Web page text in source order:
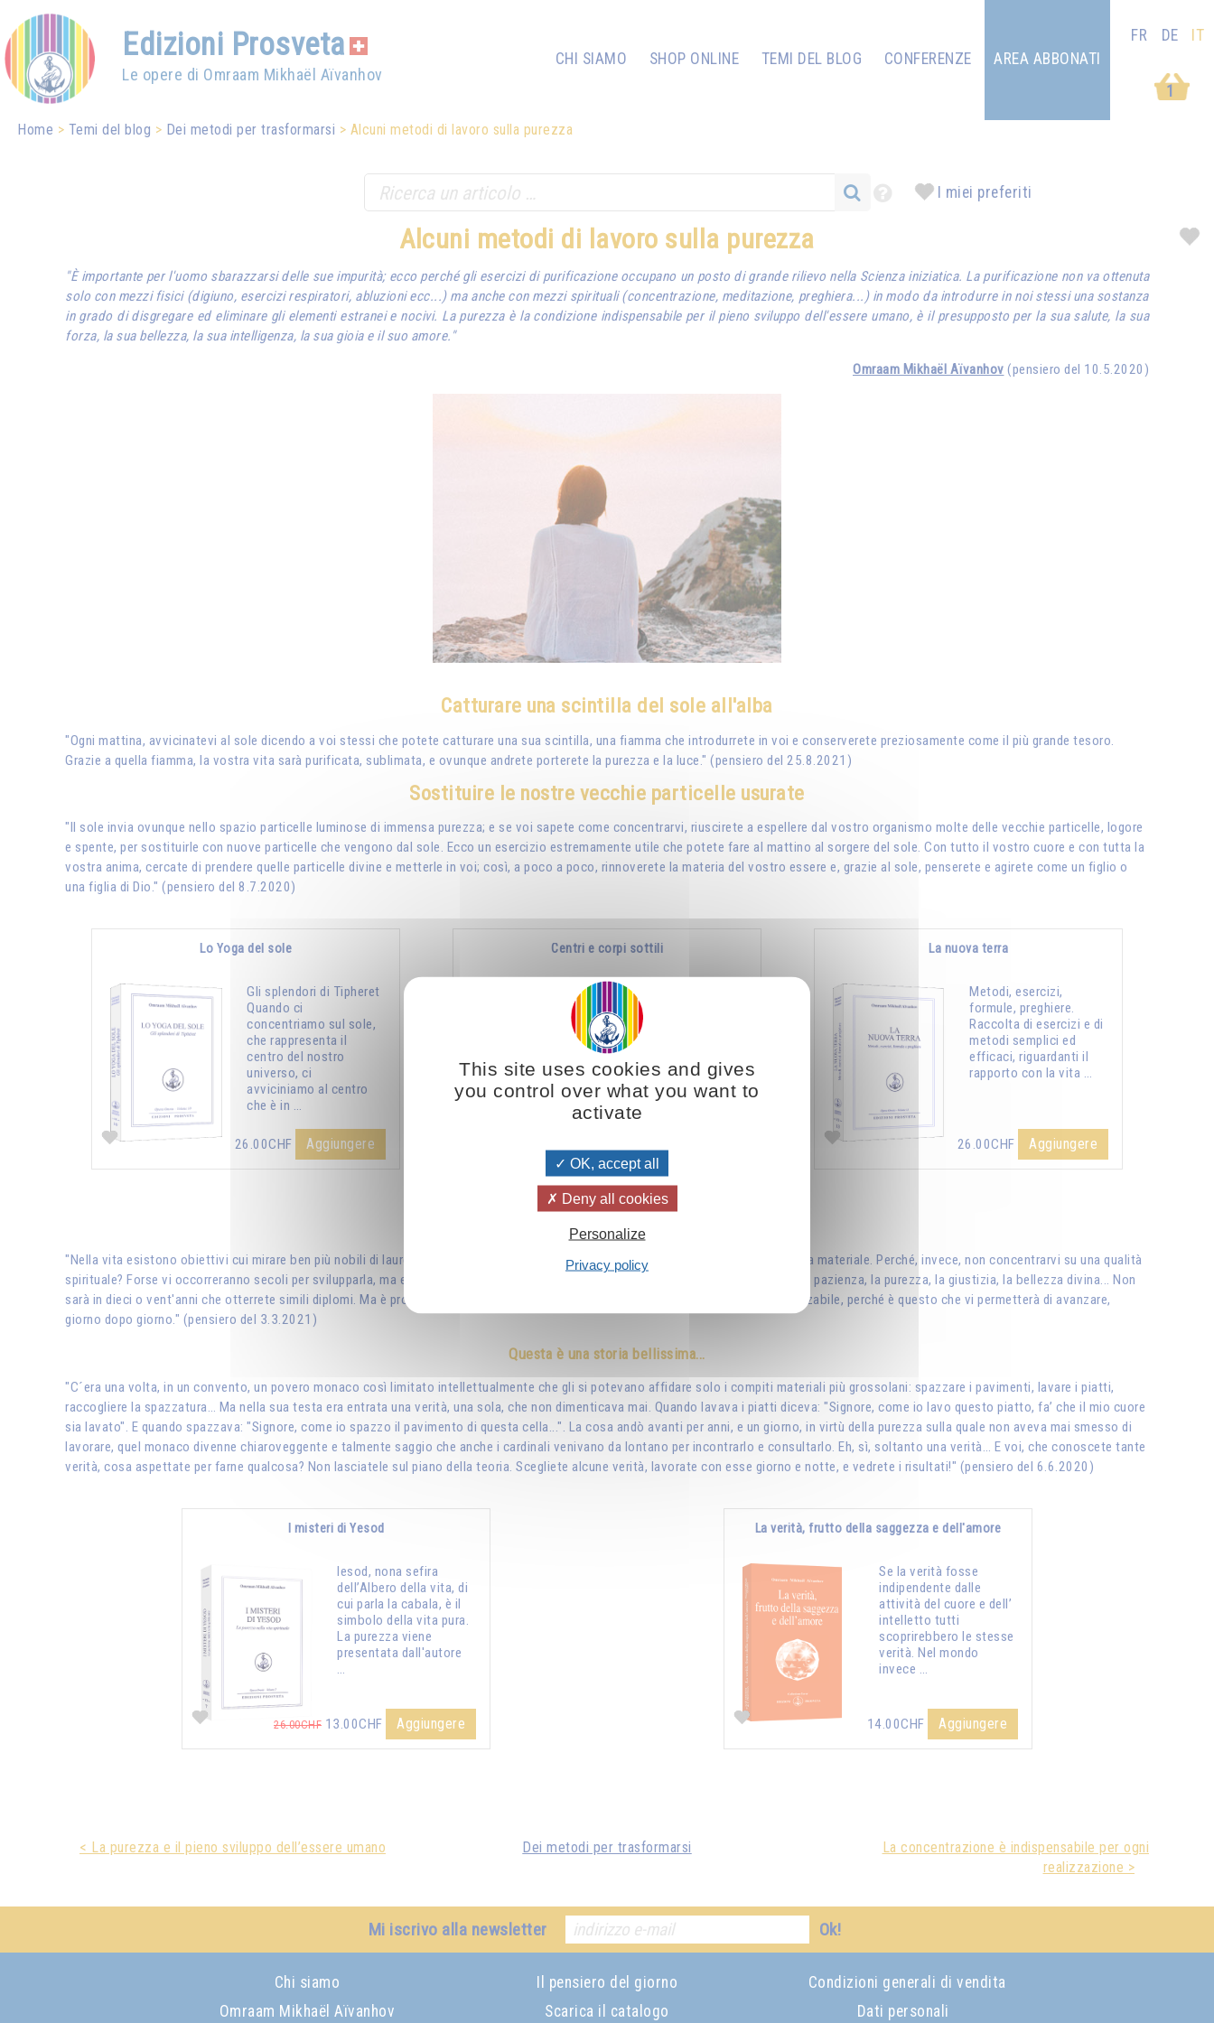
Edizioni Prosveta
Le opere di Omraam Mikhaël Aïvanhov
CHI SIAMO SHOP ONLINE TEMI DEL BLOG
CONFERENZE
1
AREA ABBONATI
FR DE IT
Home Temi del blog Dei metodi per trasformarsi Alcuni metodi di lavoro sulla purezza
I miei preferiti
Alcuni metodi di lavoro sulla purezza
"È importante per l'uomo sbarazzarsi delle sue impurità; ecco perché gli esercizi di purificazione occupano un posto di grande rilievo nella Scienza iniziatica. La purificazione non va ottenuta
solo con mezzi fisici (digiuno, esercizi respiratori, abluzioni ecc...) ma anche con mezzi spirituali (concentrazione, meditazione, preghiera...) in modo da introdurre in noi stessi una sostanza
in grado di disgregare ed eliminare gli elementi estranei e nocivi. La purezza è la condizione indispensabile per il pieno sviluppo dell'essere umano, è il presupposto per la sua salute, la sua
forza, la sua bellezza, la sua intelligenza, la sua gioia e il suo amore."
Omraam Mikhaël Aïvanhov (pensiero del 10.5.2020)
Catturare una scintilla del sole all'alba
"Ogni mattina, avvicinatevi al sole dicendo a voi stessi che potete catturare una sua scintilla, una fiamma che introdurrete in voi e conserverete preziosamente come il più grande tesoro.
Grazie a quella fiamma, la vostra vita sarà purificata, sublimata, e ovunque andrete porterete la purezza e la luce." (pensiero del 25.8.2021)
Sostituire le nostre vecchie particelle usurate
"Il sole invia ovunque nello spazio particelle luminose di immensa purezza; e se voi sapete come concentrarvi, riuscirete a espellere dal vostro organismo molte delle vecchie particelle, logore
e spente, per sostituirle con nuove particelle che vengono dal sole. Ecco un esercizio estremamente utile che potete fare al mattino al sorgere del sole. Con tutto il vostro cuore e con tutta la
vostra anima, cercate di prendere quelle particelle divine e metterle in voi; così, a poco a poco, rinnoverete la materia del vostro essere e, grazie al sole, penserete e agirete come un figlio o
una figlia di Dio." (pensiero del 8.7.2020)
Lo Yoga del sole
Gli splendori di Tipheret
Quando ci
concentriamo sul sole,
che rappresenta il
centro del nostro
universo, ci
avviciniamo al centro
che è in …
26.00CHF Aggiungere
Centri e corpi sottili
aura, plesso solare,
centro hara, chakra….
Qualunque sia il grado
di perfezionamento che
i cinque sensi potranno
raggiungere, questi …
La nuova terra
Metodi, esercizi,
formule, preghiere.
Raccolta di esercizi e di
metodi semplici ed
efficaci, riguardanti il
rapporto con la vita …
26.00CHF Aggiungere
Concentrarsi sulla purezza
"Nella vita esistono obiettivi cui mirare ben più nobili di lauree universitarie che vi daranno la considerazione degli altri e la sicurezza materiale. Perché, invece, non concentrarvi su una qualità
spirituale? Forse vi occorreranno secoli per svilupparla, ma essa aprirà continuamente davanti a voi un cammino di luce. La bontà, la pazienza, la purezza, la giustizia, la bellezza divina... Non
sarà in dieci o vent'anni che otterrete simili diplomi. Ma è proprio su questo che dovete insistere: su ciò che è difficile, quasi irrealizzabile, perché è questo che vi permetterà di avanzare,
giorno dopo giorno." (pensiero del 3.3.2021)
Questa è una storia bellissima...
"C´era una volta, in un convento, un povero monaco così limitato intellettualmente che gli si potevano affidare solo i compiti materiali più grossolani: spazzare i pavimenti, lavare i piatti,
raccogliere la spazzatura… Ma nella sua testa era entrata una verità, una sola, che non dimenticava mai. Quando lavava i piatti diceva: "Signore, come io lavo questo piatto, faʼ che il mio cuore
sia lavato". E quando spazzava: "Signore, come io spazzo il pavimento di questa cella...". La cosa andò avanti per anni, e un giorno, in virtù della purezza sulla quale non aveva mai smesso di
lavorare, quel monaco divenne chiaroveggente e talmente saggio che anche i cardinali venivano da lontano per incontrarlo e consultarlo. Eh, sì, soltanto una verità… E voi, che conoscete tante
verità, cosa aspettate per farne qualcosa? Non lasciatele sul piano della teoria. Scegliete alcune verità, lavorate con esse giorno e notte, e vedrete i risultati!" (pensiero del 6.6.2020)
I misteri di Yesod
Iesod, nona sefira
dell’Albero della vita, di
cui parla la cabala, è il
simbolo della vita pura.
La purezza viene
presentata dall'autore
…
26.00CHF 13.00CHF Aggiungere
La verità, frutto della saggezza e dell'amore
Se la verità fosse
indipendente dalle
attività del cuore e dell’
intelletto tutti
scoprirebbero le stesse
verità. Nel mondo
invece …
14.00CHF Aggiungere
< La purezza e il pieno sviluppo dell’essere umano Dei metodi per trasformarsi
La concentrazione è indispensabile per ogni
realizzazione >
Mi iscrivo alla newsletter Ok!
Chi siamo
Omraam Mikhaël Aïvanhov
Il pensiero del giorno
Scarica il catalogo
Condizioni generali di vendita
Dati personali
This site uses cookies and gives
you control over what you want to
activate
OK, accept all
Deny all cookies
Personalize
Privacy policy